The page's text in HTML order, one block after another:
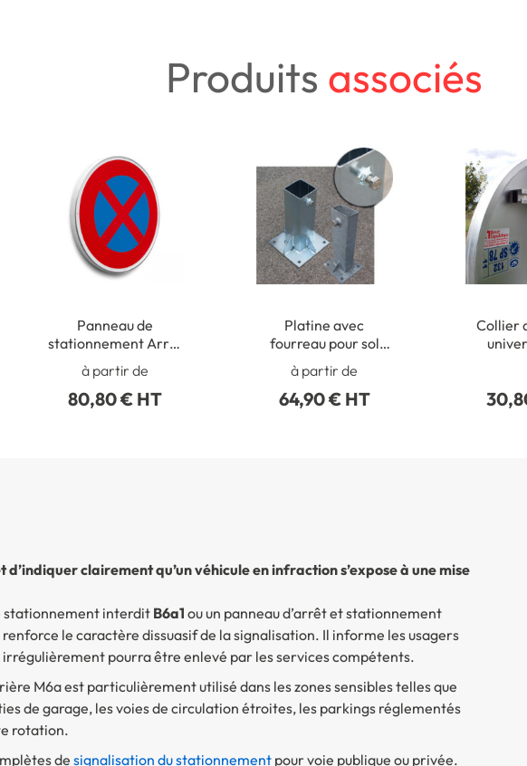
Produits associés
Panneau de
stationnement Arrêt
et Stationnement
interdit - B6d
à partir de
80,80 € HT
Platine avec
fourreau pour sol
à partir de
64,90 € HT
Collier
clairement qu’un véhicule en infraction s’expose à une mise
stationnement interdit B6a1 ou un panneau d’arrêt et stationnement
renforce le caractère dissuasif de la signalisation. Il informe les usagers
pourra être enlevé par les services compétents.
M6a est particulièrement utilisé dans les zones sensibles telles que
de garage, les voies de circulation étroites, les parkings réglementés
rotation.
designalisation du stationnementpour voie publique ou privée.